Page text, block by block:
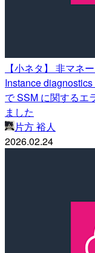
【小ネタ】 非マネ
Instance
で SSM に関するエ
ました
片方 裕人
2026.02.24